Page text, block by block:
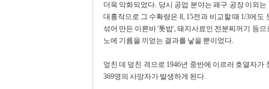
더욱 악화되었다. 당시 공업 분야는 패구 공장 이외
대흉작으로 그 수확량은 8, 15전과 비교할 때 1/3에
섞어 만든 이른바 '톳밥', 돼지사료인 전분찌꺼기 등
노에 기름을 끼얻는 결과를 낳을 뿐이었다.
엎친 데 덮친 격으로 1946년 중반에 이르러 호열자
369명의 사망자가 발생하게 된다.